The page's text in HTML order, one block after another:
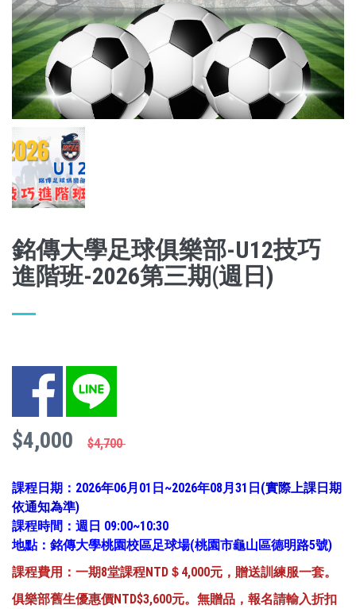
銘傳大學足球俱樂部-U12技巧
進階班-2026第三期(週日)
Facebook LINE
$4,000 $4,700
課程日期：2026年06月01日~2026年08月31日(實際上課日期
依通知為準)
課程時間：週日 09:00~10:30
地點：銘傳大學桃園校區足球場(桃園市龜山區德明路5號)
課程費用：一期8堂課程NTD ＄4,000元，贈送訓練服一套。
俱樂部舊生優惠價NTD$3,600元。無贈品，報名請輸入折扣